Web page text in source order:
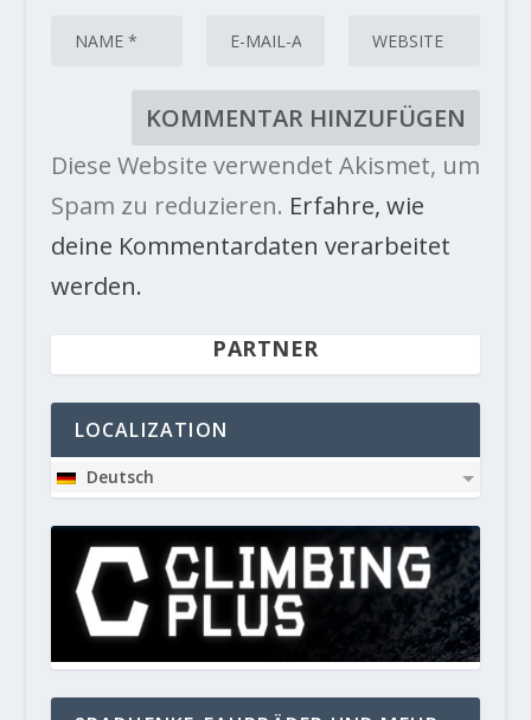
Diese Website verwendet Akismet, um
Spam zu reduzieren. Erfahre, wie
deine Kommentardaten verarbeitet
werden.
PARTNER
LOCALIZATION
Deutsch